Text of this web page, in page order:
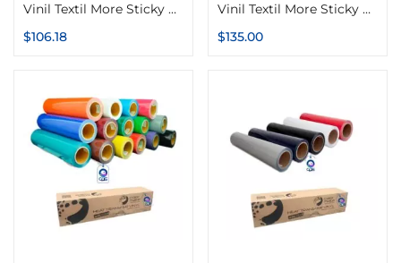
Vinil Textil More Sticky Color Make Foil Metalizado 51cm x 1m
$106.18
Vinil Textil More Sticky Color Make PU 51cm x 1m
$135.00